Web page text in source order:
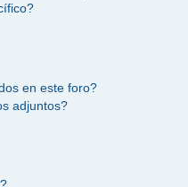
en este foro?
adjuntos?